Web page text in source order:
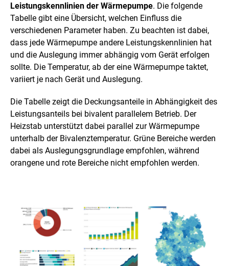
Leistungskennlinien der Wärmepumpe. Die folgende
Tabelle gibt eine Übersicht, welchen Einfluss die
verschiedenen Parameter haben. Zu beachten ist dabei,
dass jede Wärmepumpe andere Leistungskennlinien hat
und die Auslegung immer abhängig vom Gerät erfolgen
sollte. Die Temperatur, ab der eine Wärmepumpe taktet,
variiert je nach Gerät und Auslegung.
Die Tabelle zeigt die Deckungsanteile in Abhängigkeit des
Leistungsanteils bei bivalent parallelem Betrieb. Der
Heizstab unterstützt dabei parallel zur Wärmepumpe
unterhalb der Bivalenztemperatur. Grüne Bereiche werden
dabei als Auslegungsgrundlage empfohlen, während
orangene und rote Bereiche nicht empfohlen werden.